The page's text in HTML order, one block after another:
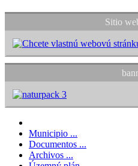
Sitio
Municipio ...
Documentos ...
Archivos ...